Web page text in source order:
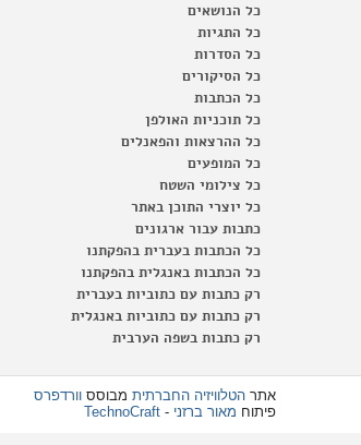
כל הנושאים
כל התגיות
כל הסדרות
כל הסיקורים
כל הכתבות
כל תוכניות האולפן
כל ההרצאות והפאנלים
כל המופעים
כל צילומי השטח
כל יוצרי התוכן באתר
כתבות עבור ארגונים
כל הכתבות בעברית בהפקתנו
כל הכתבות באנגלית בהפקתנו
רק כתבות עם כתוביות בעברית
רק כתבות עם כתוביות באנגלית
רק כתבות בשפה הערבית
אתר הטלוויזיה החברתית מבוסס וורדפרס
פיתוח מאור ברזני -
TechnoCraft